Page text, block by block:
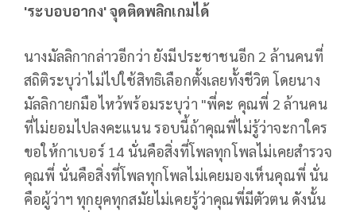
'ระบอบอากง' จุดติดพลิกเกมได้
นางมัลลิกากล่าวอีกว่า ยังมีประชาชนอีก 2 ล้านคนที่
สถิติระบุว่าไม่ไปใช้สิทธิเลือกตั้งเลยทั้งชีวิต โดยนาง
มัลลิกายกมือไหว้พร้อมระบุว่า "พี่คะ คุณพี่ 2 ล้านคน
ที่ไม่ยอมไปลงคะแนน รอบนี้ถ้าคุณพี่ไม่รู้ว่าจะกาใคร
ขอให้กาเบอร์ 14 นั่นคือสิ่งที่โพลทุกโพลไม่เคยสำรวจ
คุณพี่ นั่นคือสิ่งที่โพลทุกโพลไม่เคยมองเห็นคุณพี่ นั่น
คือผู้ว่าฯ ทุกยุคทุกสมัยไม่เคยรู้ว่าคุณพี่มีตัวตน ดังนั้น